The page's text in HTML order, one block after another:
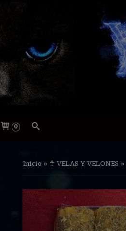
0
Inicio » ☥ VELAS Y VELONES »